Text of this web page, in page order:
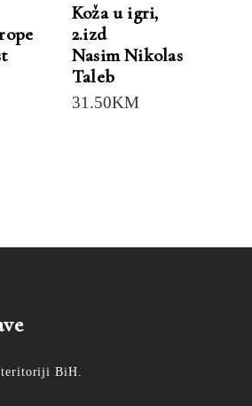
Koža u igri,
2.izd
Nasim Nikolas
Taleb
31.50KM
teritoriji BiH.